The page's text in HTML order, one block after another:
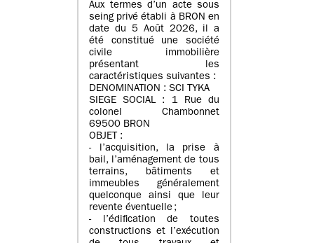
Aux termes d’un acte sous
seing privé établi à BRON en
date du 5 Août 2026, il a
été constitué une société
civile immobilière
présentant les
caractéristiques suivantes :
DENOMINATION : SCI TYKA
SIEGE SOCIAL : 1 Rue du
colonel Chambonnet
69500 BRON
OBJET :
- l’acquisition, la prise à
bail, l’aménagement de tous
terrains, bâtiments et
immeubles généralement
quelconque ainsi que leur
revente éventuelle ;
- l’édification de toutes
constructions et l’exécution